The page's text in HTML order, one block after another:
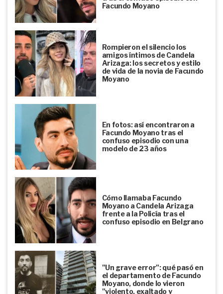
Facundo Moyano
Rompieron el silencio los
amigos íntimos de Candela
Arizaga: los secretos y estilo
de vida de la novia de Facundo
Moyano
En fotos: así encontraron a
Facundo Moyano tras el
confuso episodio con una
modelo de 23 años
Cómo llamaba Facundo
Moyano a Candela Arizaga
frente a la Policía tras el
confuso episodio en Belgrano
"Un grave error": qué pasó en
el departamento de Facundo
Moyano, donde lo vieron
"violento, exaltado y